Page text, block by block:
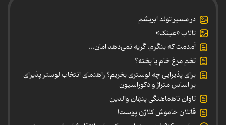
در مسیر تولد ابریشم
تالاب «عینک»
آمدمت که بنگرم، گریه نمی‌دهد امان...
تخم مرغ خام یا پخته؟
برای پذیرایی چه لوستری بخریم؟ راهنمای انتخاب لوستر پذیرای
بر اساس متراژ و دکوراسیون
تاوان ناهماهنگی پنهان والدین
قاتلان خاموش کلاژن پوست!